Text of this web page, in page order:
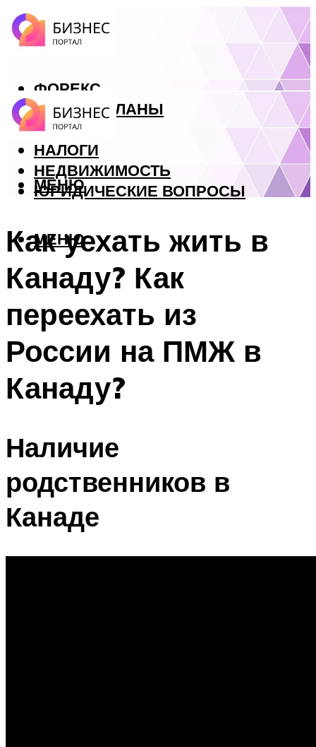
ФОРЕКС
БИЗНЕС ПЛАНЫ
КРЕДИТЫ
НАЛОГИ
НЕДВИЖИМОСТЬ
ЮРИДИЧЕСКИЕ ВОПРОСЫ
МЕНЮ
МЕНЮ
Как уехать жить в
Канаду? Как
переехать из
России на ПМЖ в
Канаду?
Наличие
родственников в
Канаде